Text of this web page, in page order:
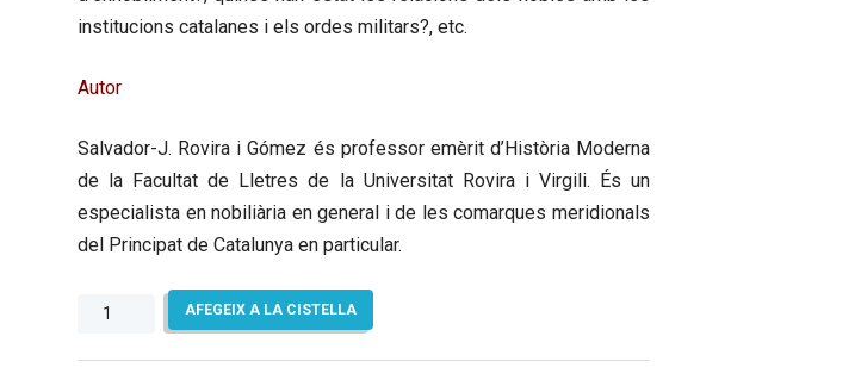
institucions catalanes i els ordes militars?, etc.
Autor
Salvador-J. Rovira i Gómez és professor emèrit d’Història Moderna
de la Facultat de Lletres de la Universitat Rovira i Virgili. És un
especialista en nobiliària en general i de les comarques meridionals
del Principat de Catalunya en particular.
quantitat
La
AFEGEIX A LA CISTELLA